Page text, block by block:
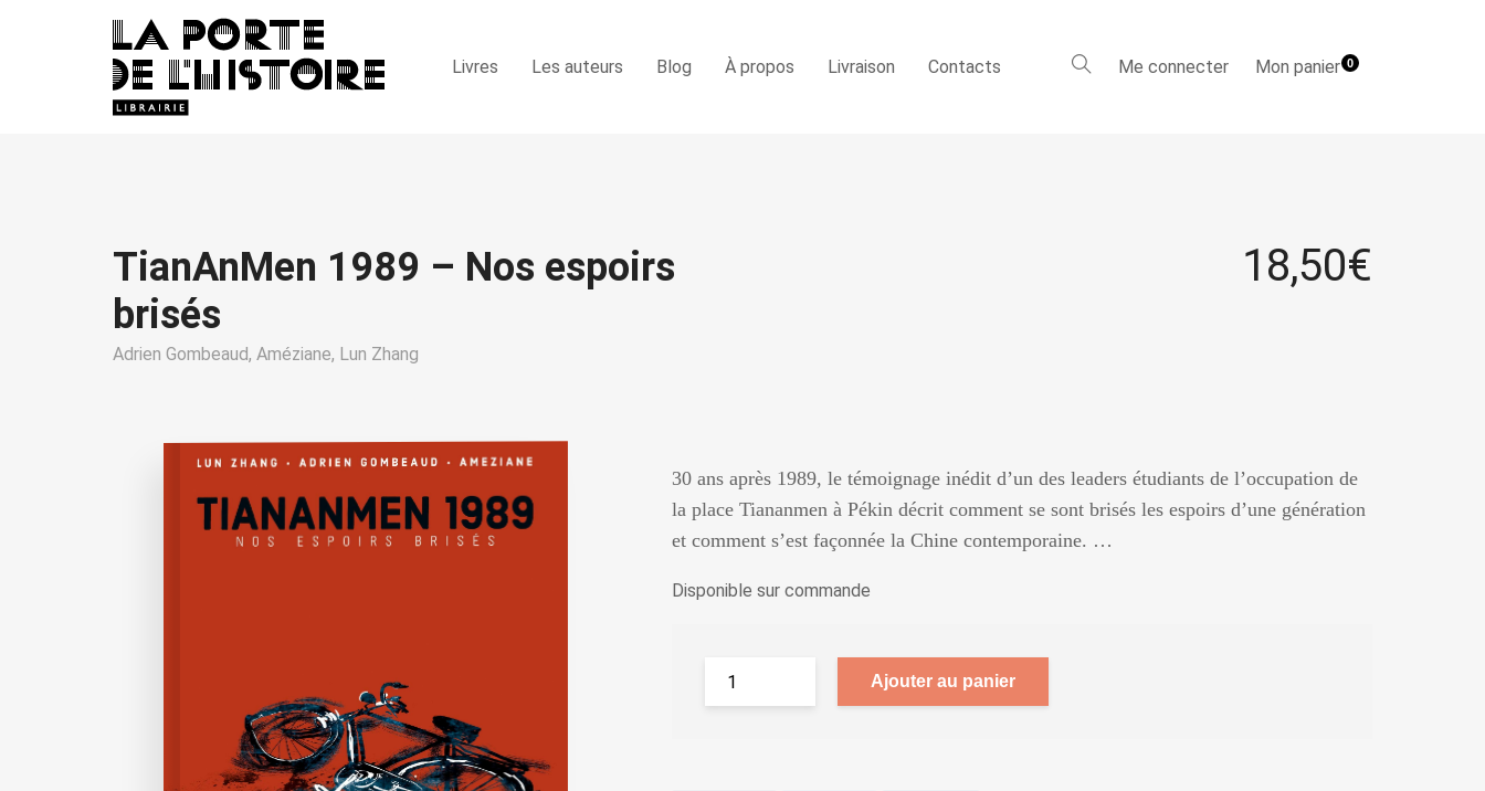
Livres Les auteurs Blog À propos Livraison Contacts Me connecter Mon panier0
TianAnMen 1989 – Nos espoirs
brisés
Adrien Gombeaud, Améziane, Lun Zhang
18,50€
30 ans après 1989, le témoignage inédit d’un des leaders étudiants de l’occupation de
la place Tiananmen à Pékin décrit comment se sont brisés les espoirs d’une génération
et comment s’est façonnée la Chine contemporaine. …
Disponible sur commande
Ajouter au panier